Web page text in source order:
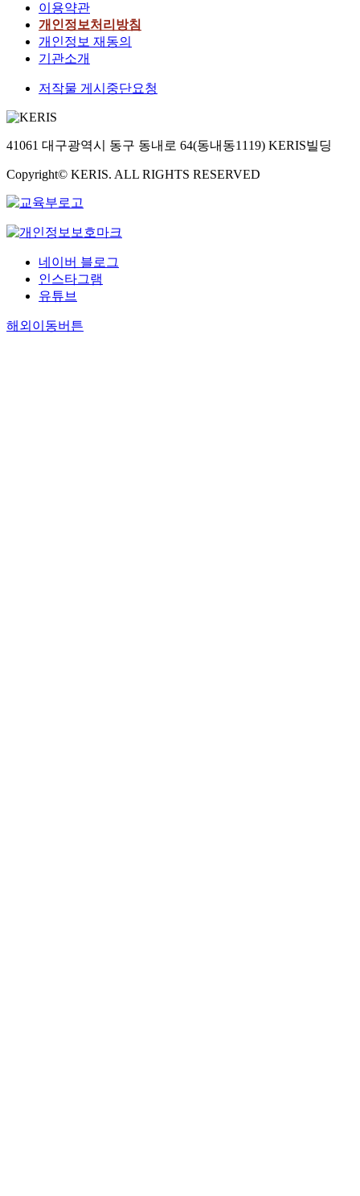
이용약관
개인정보처리방침
개인정보 재동의
기관소개
저작물 게시중단요청
41061 대구광역시 동구 동내로 64(동내동1119) KERIS빌딩
Copyright© KERIS. ALL RIGHTS RESERVED
네이버 블로그
인스타그램
유튜브
해외이동버튼